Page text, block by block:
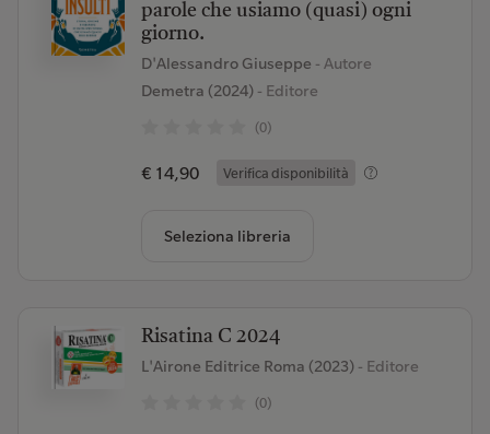
parole che usiamo (quasi) ogni
giorno.
D'Alessandro Giuseppe - Autore
Demetra (2024)- Editore
(0)
€ 14,90 Verifica disponibilità
Seleziona libreria
Risatina C 2024
L'Airone Editrice Roma (2023)- Editore
(0)